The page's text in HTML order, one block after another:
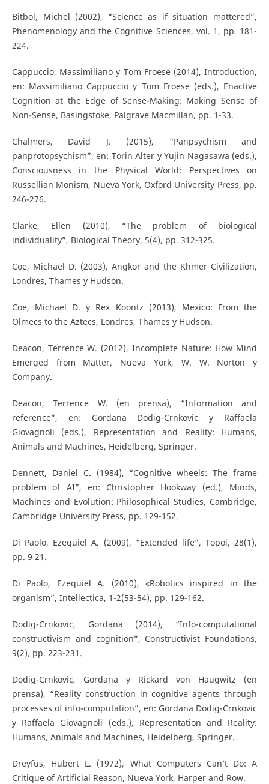
Bitbol, Michel (2002), “Science as if situation mattered”,
Phenomenology and the Cognitive Sciences, vol. 1, pp. 181-
224.
Cappuccio, Massimiliano y Tom Froese (2014), Introduction,
en: Massimiliano Cappuccio y Tom Froese (eds.), Enactive
Cognition at the Edge of Sense-Making: Making Sense of
Non-Sense, Basingstoke, Palgrave Macmillan, pp. 1-33.
Chalmers, David J. (2015), “Panpsychism and
panprotopsychism”, en: Torin Alter y Yujin Nagasawa (eds.),
Consciousness in the Physical World: Perspectives on
Russellian Monism, Nueva York, Oxford University Press, pp.
246-276.
Clarke, Ellen (2010), “The problem of biological
individuality”, Biological Theory, 5(4), pp. 312-325.
Coe, Michael D. (2003), Angkor and the Khmer Civilization,
Londres, Thames y Hudson.
Coe, Michael D. y Rex Koontz (2013), Mexico: From the
Olmecs to the Aztecs, Londres, Thames y Hudson.
Deacon, Terrence W. (2012), Incomplete Nature: How Mind
Emerged from Matter, Nueva York, W. W. Norton y
Company.
Deacon, Terrence W. (en prensa), “Information and
reference”, en: Gordana Dodig-Crnkovic y Raffaela
Giovagnoli (eds.), Representation and Reality: Humans,
Animals and Machines, Heidelberg, Springer.
Dennett, Daniel C. (1984), “Cognitive wheels: The frame
problem of AI”, en: Christopher Hookway (ed.), Minds,
Machines and Evolution: Philosophical Studies, Cambridge,
Cambridge University Press, pp. 129-152.
Di Paolo, Ezequiel A. (2009), “Extended life”, Topoi, 28(1),
pp. 9 21.
Di Paolo, Ezequiel A. (2010), «Robotics inspired in the
organism”, Intellectica, 1-2(53-54), pp. 129-162.
Dodig-Crnkovic, Gordana (2014), “Info-computational
constructivism and cognition”, Constructivist Foundations,
9(2), pp. 223-231.
Dodig-Crnkovic, Gordana y Rickard von Haugwitz (en
prensa), “Reality construction in cognitive agents through
processes of info-computation”, en: Gordana Dodig-Crnkovic
y Raffaela Giovagnoli (eds.), Representation and Reality:
Humans, Animals and Machines, Heidelberg, Springer.
Dreyfus, Hubert L. (1972), What Computers Can’t Do: A
Critique of Artificial Reason, Nueva York, Harper and Row.